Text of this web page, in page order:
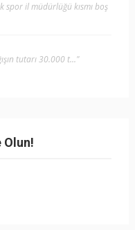
il müdürlüğü kısmı boş
tutarı 30.000 t..."
Olun!